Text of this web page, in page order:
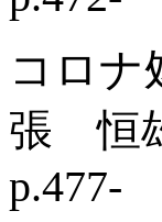
コロナ
張 恒
p.477-